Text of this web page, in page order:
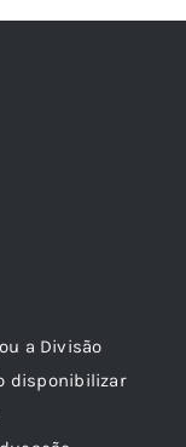
a Divisão
disponibilizar